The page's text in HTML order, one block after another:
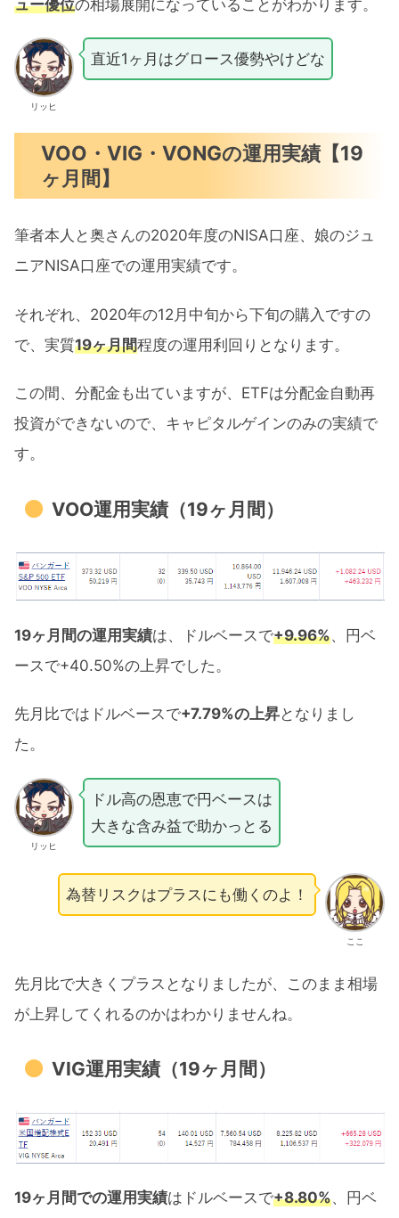
ュー優位の相場展開になっていることがわかります。
リッヒ
直近1ヶ月はグロース優勢やけどな
VOO・VIG・VONGの運用実績【19
ヶ月間】
筆者本人と奥さんの2020年度のNISA口座、娘のジュ
ニアNISA口座での運用実績です。
それぞれ、2020年の12月中旬から下旬の購入ですの
で、実質19ヶ月間程度の運用利回りとなります。
この間、分配金も出ていますが、ETFは分配金自動再
投資ができないので、キャピタルゲインのみの実績で
す。
VOO運用実績（19ヶ月間）
19ヶ月間の運用実績は、ドルベースで+9.96%、円ベ
ースで+40.50%の上昇でした。
先月比ではドルベースで+7.79%の上昇となりまし
た。
リッヒ
ドル高の恩恵で円ベースは
大きな含み益で助かっとる
ここ
為替リスクはプラスにも働くのよ！
先月比で大きくプラスとなりましたが、このまま相場
が上昇してくれるのかはわかりませんね。
VIG運用実績（19ヶ月間）
19ヶ月間での運用実績はドルベースで+8.80%、円ベ